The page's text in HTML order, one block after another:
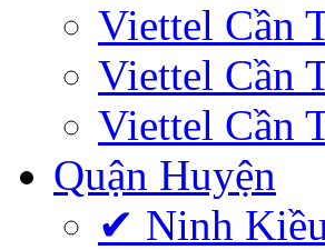
Viettel Cần
Viettel Cần
Viettel Cần
Quận Huyện
✔ Ninh